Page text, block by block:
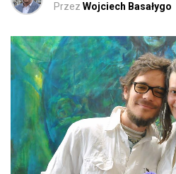
Przez Wojciech Basałygo